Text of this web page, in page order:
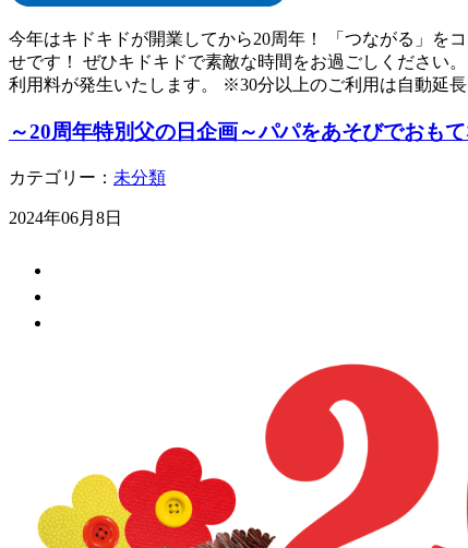
今年はキドキドが開業してから20周年！ 「つながる」を
せです！ ぜひキドキドで素敵な時間をお過ごしください
利用料が発生いたします。 ※30分以上のご利用は自動延
～20周年特別父の日企画～パパをあそびでおも
カテゴリー： 未分類
2024年06月8日